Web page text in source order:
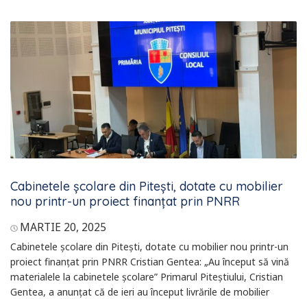
Cabinetele școlare din Pitești, dotate cu mobilier
nou printr-un proiect finanțat prin PNRR
MARTIE 20, 2025
Cabinetele școlare din Pitești, dotate cu mobilier nou printr-un
proiect finanțat prin PNRR Cristian Gentea: „Au început să vină
materialele la cabinetele școlare” Primarul Piteștiului, Cristian
Gentea, a anunțat că de ieri au început livrările de mobilier